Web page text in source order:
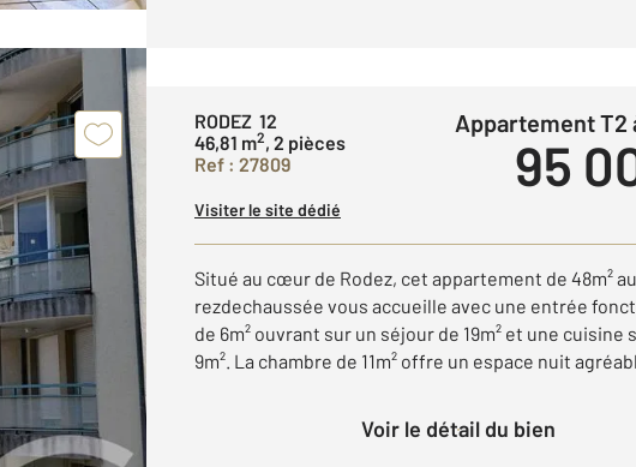
RODEZ 12
46,81 m2, 2 pièces
Ref : 27809
Appartement
95
Visiter le site dédié
Situé au cœur de Rodez, cet appartement de 48m² au
rezdechaussée vous accueille avec une entrée
de 6m² ouvrant sur un séjour de 19m² et une cuisine
9m². La chambre de 11m² offre un espace nuit
Voir le détail du bien